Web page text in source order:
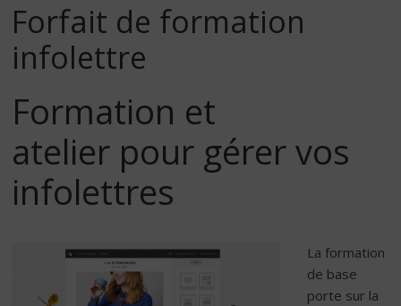
Forfait de formation
infolettre
Formation et
atelier pour gérer vos
infolettres
La formation
de base
porte sur la